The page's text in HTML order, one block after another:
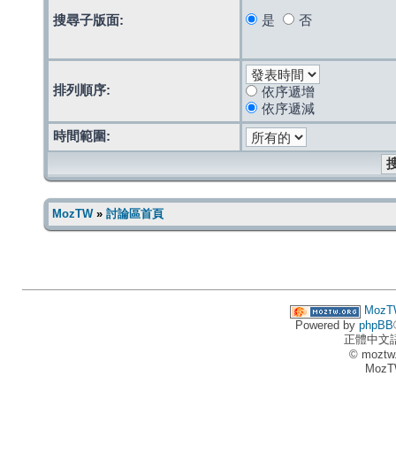
搜尋子版面: 是 否
排列順序:
依序遞增
依序遞減
時間範圍:
MozTW» 討論區首頁
Powered by phpBB
正體中文
©